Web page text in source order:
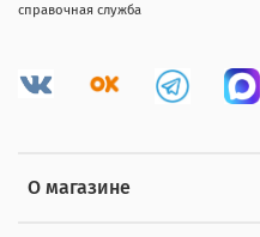
О магазине
справочная служба